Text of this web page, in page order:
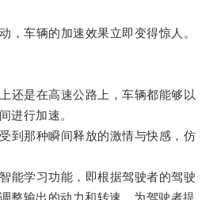
车辆的加速效果立即变得惊人。
是在高速公路上，车辆都能够以
进行加速。
那种瞬间释放的激情与快感，仿
学习功能，即根据驾驶者的驾驶